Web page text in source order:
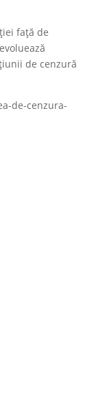
față de
de cenzură
de-cenzura-